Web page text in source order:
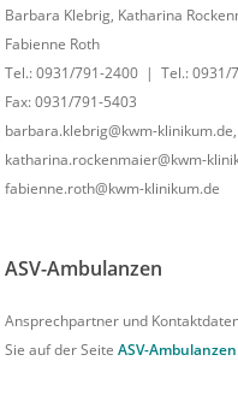
Barbara Klebrig, Katharina
Fabienne Roth
Tel.: 0931/791-2400 | Tel.: 0931/
Fax: 0931/791-5403
barbara.klebrig@kwm-klinikum.de,
katharina.rockenmaier@kwm-
fabienne.roth@kwm-klinikum.de
ASV-Ambulanzen
Ansprechpartner und
Sie auf der Seite ASV-Ambulanzen